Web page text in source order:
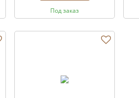
Под заказ